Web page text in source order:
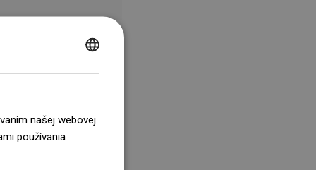
našej webovej
používania